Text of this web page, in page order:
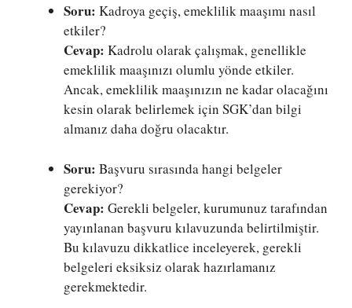
Soru: Kadroya geçiş, emeklilik maaşımı nasıl
etkiler?
Cevap: Kadrolu olarak çalışmak, genellikle
emeklilik maaşınızı olumlu yönde etkiler.
Ancak, emeklilik maaşınızın ne kadar olacağını
kesin olarak belirlemek için SGK’dan bilgi
almanız daha doğru olacaktır.
Soru: Başvuru sırasında hangi belgeler
gerekiyor?
Cevap: Gerekli belgeler, kurumunuz tarafından
yayınlanan başvuru kılavuzunda belirtilmiştir.
Bu kılavuzu dikkatlice inceleyerek, gerekli
belgeleri eksiksiz olarak hazırlamanız
gerekmektedir.